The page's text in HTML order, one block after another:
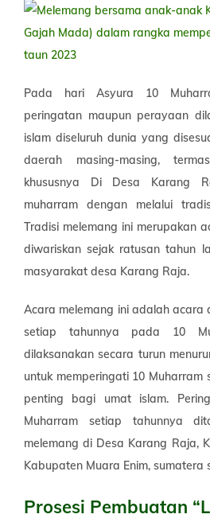
Pada hari Asyura 10
peringatan maupun perayaan
islam diseluruh dunia yang
daerah masing-masing,
khususnya Di Desa Karang
muharram dengan melalui
Tradisi melemang ini merupakan
diwariskan sejak ratusan tahun
masyarakat desa Karang Raja.
Acara melemang ini adalah acara
setiap tahunnya pada 10
dilaksanakan secara turun
untuk memperingati 10
penting bagi umat islam.
Muharram setiap tahunnya
melemang di Desa Karang Raja,
Kabupaten Muara Enim, sumatera
Prosesi Pembuatan